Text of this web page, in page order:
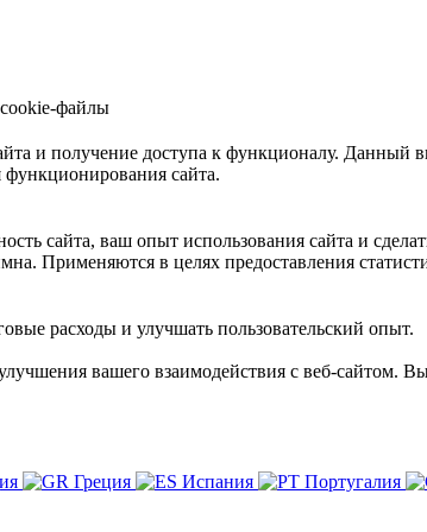
файлы
и получение доступа к функционалу. Данный
сайта.
сайта, ваш опыт использования сайта и
Применяются в целях предоставления
расходы и улучшать пользовательский опыт.
вашего взаимодействия с веб-сайтом.
Греция Испания Португалия